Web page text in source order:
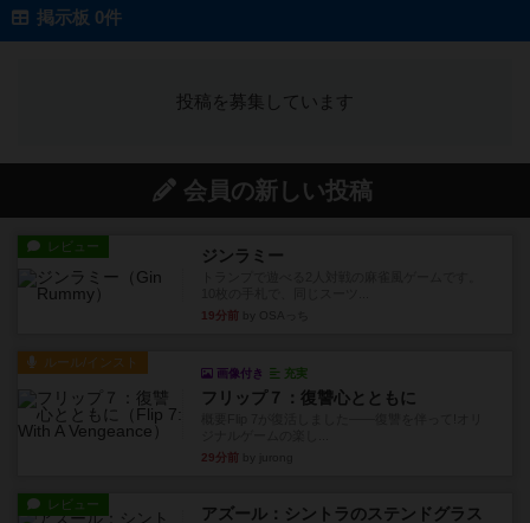
掲示板 0件
投稿を募集しています
会員の新しい投稿
レビュー ジンラミー
19分前
ルール/インスト
画像付き 充実
フリップ７：復讐心とともに
29分前
レビュー アズール：シントラのステンドグラス